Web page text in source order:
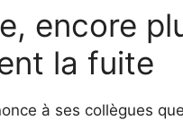
encore
la fuite
à ses collègues